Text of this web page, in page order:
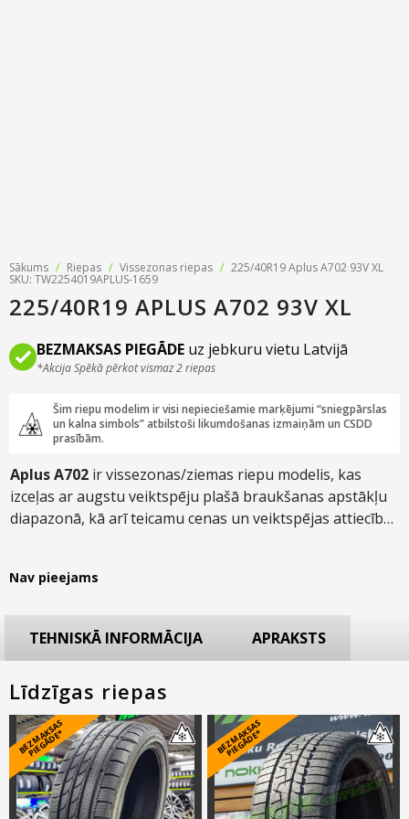
Sākums / Riepas / Vissezonas riepas / 225/40R19 Aplus A702 93V XL
SKU: TW2254019APLUS-1659
225/40R19 APLUS A702 93V XL
BEZMAKSAS PIEGĀDE uz jebkuru vietu Latvijā
*Akcija Spēkā pērkot vismaz 2 riepas
Šim riepu modelim ir visi nepieciešamie marķējumi “sniegpārslas
un kalna simbols” atbilstoši likumdošanas izmaiņām un CSDD
prasībām.
Aplus A702 ir vissezonas/ziemas riepu modelis, kas
izceļas ar augstu veiktspēju plašā braukšanas apstākļu
diapazonā, kā arī teicamu cenas un veiktspējas attiecību.
komfortu, bet protektora blokos blīvi iestrādātās
Nav pieejams
TEHNISKĀ INFORMĀCIJA APRAKSTS
Līdzīgas riepas
B
E
Z
M
A
K
S
A
S
PI
E
G
Ā
D
E
* B
E
Z
M
A
K
S
A
S
PI
E
G
Ā
D
E
*